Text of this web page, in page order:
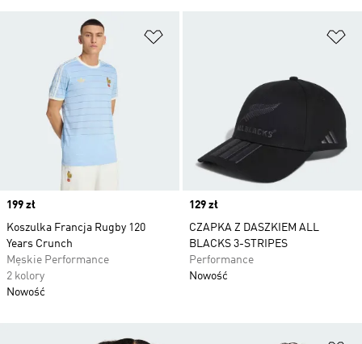
Price
199 zł
Koszulka Francja Rugby 120
Years Crunch
Męskie Performance
2 kolory
Nowość
Price
129 zł
CZAPKA Z DASZKIEM ALL
BLACKS 3-STRIPES
Performance
Nowość